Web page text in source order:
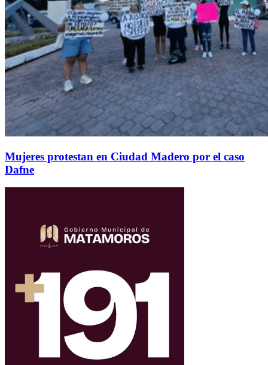
Mujeres protestan en Ciudad Madero por el caso
Dafne